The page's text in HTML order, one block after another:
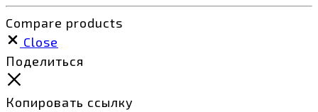
Compare products
Close
Поделиться
Копировать ссылку